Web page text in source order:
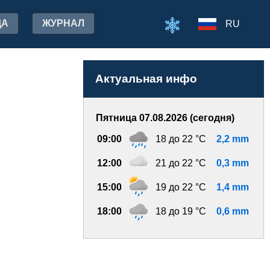
ЖУРНАЛ RU
Актуальная инфо
Пятница 07.08.2026 (сегодня)
09:00 18 до 22 °C 2,2 mm
12:00 21 до 22 °C 0,3 mm
15:00 19 до 22 °C 1,4 mm
18:00 18 до 19 °C 0,6 mm